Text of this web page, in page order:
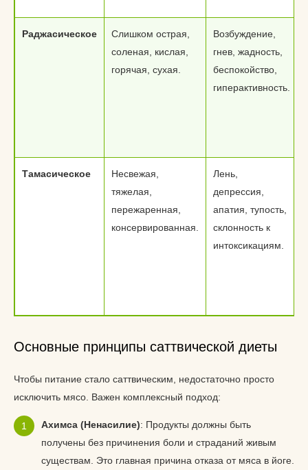
Раджасическое
Слишком острая,
соленая, кислая,
горячая, сухая.
Возбуждение,
гнев, жадность,
беспокойство,
гиперактивность.
Тамасическое
Несвежая,
тяжелая,
пережаренная,
консервированная.
Лень,
депрессия,
апатия, тупость,
склонность к
интоксикациям.
Основные принципы саттвической диеты
Чтобы питание стало саттвическим, недостаточно просто
исключить мясо. Важен комплексный подход:
Ахимса (Ненасилие): Продукты должны быть
получены без причинения боли и страданий живым
существам. Это главная причина отказа от мяса в йоге.